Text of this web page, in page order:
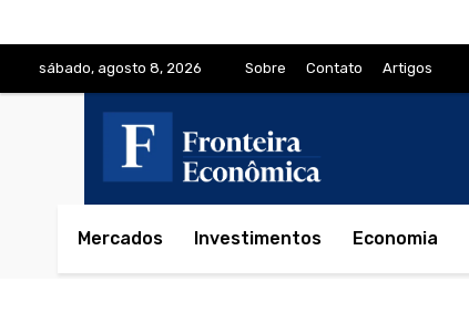
sábado, agosto 8, 2026 Sobre Contato Artigos
Mercados Investimentos Economia